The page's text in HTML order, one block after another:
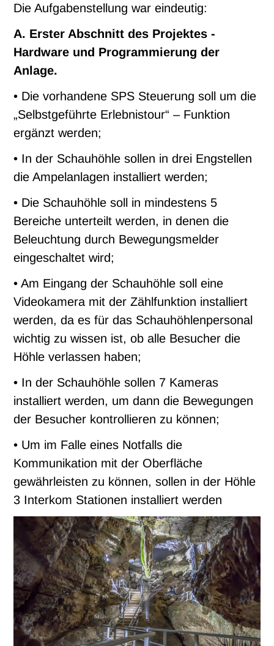
Die Aufgabenstellung war eindeutig:
A. Erster Abschnitt des Projektes -
Hardware und Programmierung der
Anlage.
• Die vorhandene SPS Steuerung soll um die
„Selbstgeführte Erlebnistour“ – Funktion
ergänzt werden;
• In der Schauhöhle sollen in drei Engstellen
die Ampelanlagen installiert werden;
• Die Schauhöhle soll in mindestens 5
Bereiche unterteilt werden, in denen die
Beleuchtung durch Bewegungsmelder
eingeschaltet wird;
• Am Eingang der Schauhöhle soll eine
Videokamera mit der Zählfunktion installiert
werden, da es für das Schauhöhlenpersonal
wichtig zu wissen ist, ob alle Besucher die
Höhle verlassen haben;
• In der Schauhöhle sollen 7 Kameras
installiert werden, um dann die Bewegungen
der Besucher kontrollieren zu können;
• Um im Falle eines Notfalls die
Kommunikation mit der Oberfläche
gewährleisten zu können, sollen in der Höhle
3 Interkom Stationen installiert werden